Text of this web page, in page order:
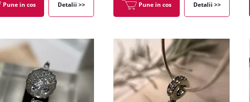
Pune in cos Detalii >> Pune in cos Detalii >>